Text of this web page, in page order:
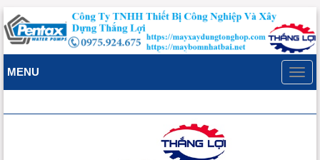
MENU